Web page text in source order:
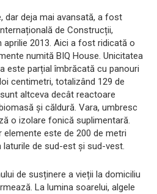
dar deja mai avansată, a fost
de Construcții,
2013. Aici a fost ridicată o
numită BIQ House. Unicitatea
este parțial îmbrăcată cu panouri
centimetri, totalizând 129 de
altceva decât reactoare
și căldură. Vara, umbresc
o izolare fonică suplimentară.
este de 200 de metri
de sud-est și sud-vest.
de susținere a vieții la domiciliu
La lumina soarelui, algele